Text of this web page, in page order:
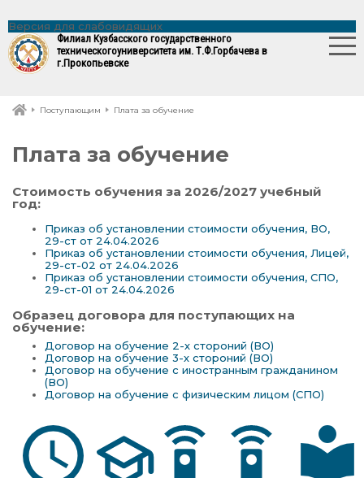
Версия для слабовидящих
Филиал Кузбасского государственного
техническогоуниверситета им. Т.Ф.Горбачева в
г.Прокопьевске
Поступающим Плата за обучение
Плата за обучение
Стоимость обучения за 2026/2027 учебный
год:
Приказ об установлении стоимости обучения, ВО,
29-ст от 24.04.2026
Приказ об установлении стоимости обучения, Лицей,
29-ст-02 от 24.04.2026
Приказ об установлении стоимости обучения, СПО,
29-ст-01 от 24.04.2026
Образец договора для поступающих на
обучение:
Договор на обучение 2-х стороний (ВО)
Договор на обучение 3-х стороний (ВО)
Договор на обучение с иностранным гражданином
(ВО)
Договор на обучение с физическим лицом (СПО)